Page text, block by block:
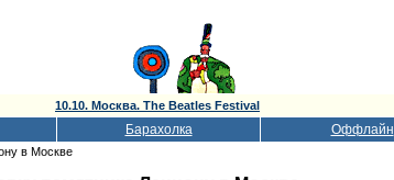
10.10. Москва. The Beatles Festival
Барахолка Оффлайн
в Москве